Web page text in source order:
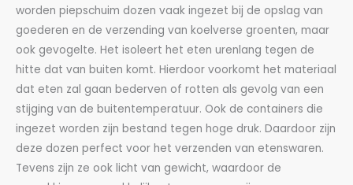
worden piepschuim dozen vaak ingezet bij de opslag van
goederen en de verzending van koelverse groenten, maar
ook gevogelte. Het isoleert het eten urenlang tegen de
hitte dat van buiten komt. Hierdoor voorkomt het materiaal
dat eten zal gaan bederven of rotten als gevolg van een
stijging van de buitentemperatuur. Ook de containers die
ingezet worden zijn bestand tegen hoge druk. Daardoor zijn
deze dozen perfect voor het verzenden van etenswaren.
Tevens zijn ze ook licht van gewicht, waardoor de